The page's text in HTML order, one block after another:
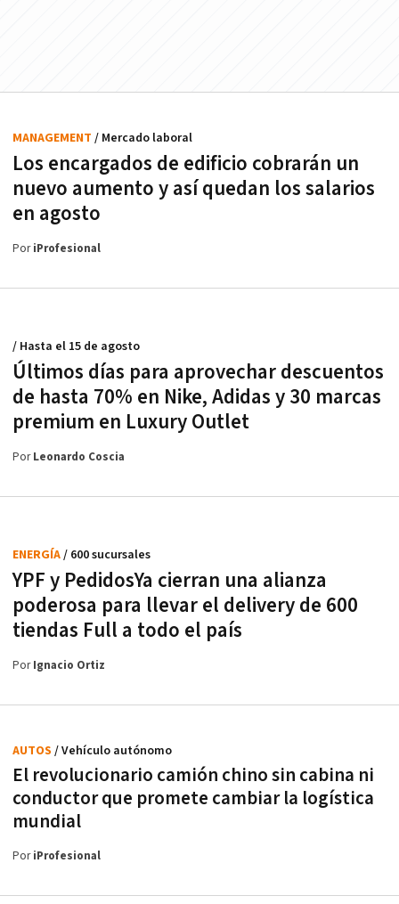
Los encargados de edificio cobrarán un
nuevo aumento y así quedan los salarios
en agosto
MANAGEMENT / Mercado laboral
PoriProfesional
Últimos días para aprovechar descuentos
de hasta 70% en Nike, Adidas y 30 marcas
premium en Luxury Outlet
/ Hasta el 15 de agosto
PorLeonardo Coscia
YPF y PedidosYa cierran una alianza
poderosa para llevar el delivery de 600
tiendas Full a todo el país
ENERGÍA/ 600 sucursales
PorIgnacio Ortiz
El revolucionario camión chino sin cabina ni
conductor que promete cambiar la logística
mundial
AUTOS / Vehículo autónomo
PoriProfesional